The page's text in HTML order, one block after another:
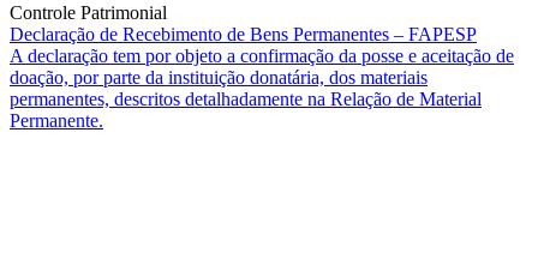
Controle Patrimonial
Declaração de Recebimento de Bens Permanentes – FAPESP
A declaração tem por objeto a confirmação da posse e aceitação de
doação, por parte da instituição donatária, dos materiais
permanentes, descritos detalhadamente na Relação de Material
Permanente.